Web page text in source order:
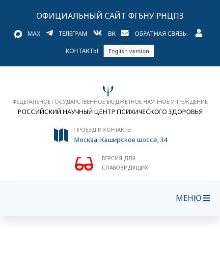
ОФИЦИАЛЬНЫЙ САЙТ ФГБНУ РНЦПЗ
MAX ТЕЛЕГРАМ ВК ОБРАТНАЯ СВЯЗЬ
КОНТАКТЫ English version
ФЕДЕРАЛЬНОЕ ГОСУДАРСТВЕННОЕ БЮДЖЕТНОЕ НАУЧНОЕ УЧРЕЖДЕНИЕ
РОССИЙСКИЙ НАУЧНЫЙ ЦЕНТР ПСИХИЧЕСКОГО ЗДОРОВЬЯ
ПРОЕЗД И КОНТАКТЫ
Москва, Каширское шоссе, 34
ВЕРСИЯ ДЛЯ
СЛАБОВИДЯЩИХ
МЕНЮ